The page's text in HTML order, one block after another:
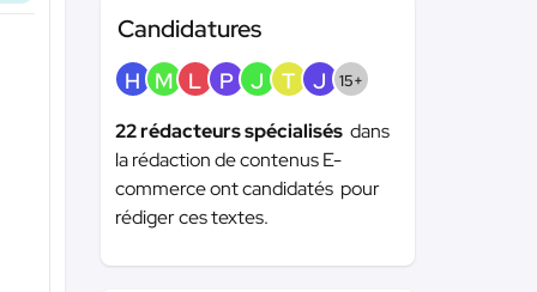
Candidatures
H M L P J T J 15+
22 rédacteurs spécialisés dans
la rédaction de contenus E-
commerce ont candidatés pour
rédiger ces textes.